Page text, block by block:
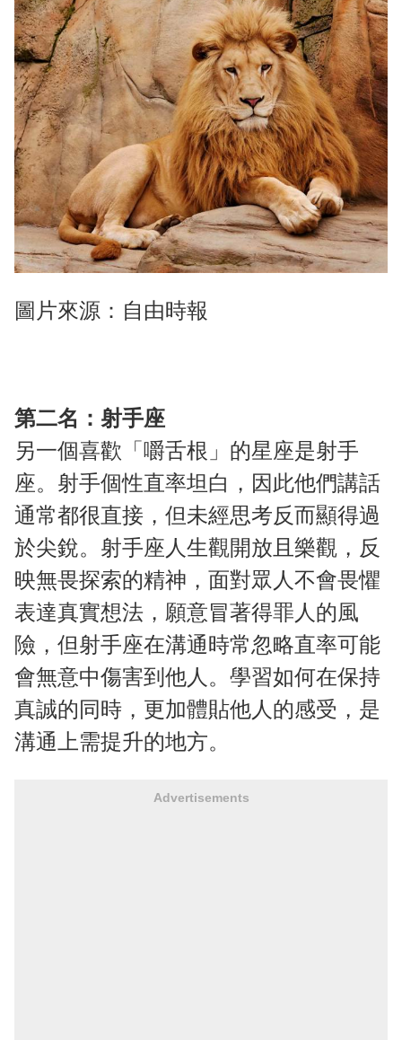
圖片來源：自由時報
第二名：射手座
另一個喜歡「嚼舌根」的星座是射手
座。射手個性直率坦白，因此他們講話
通常都很直接，但未經思考反而顯得過
於尖銳。射手座人生觀開放且樂觀，反
映無畏探索的精神，面對眾人不會畏懼
表達真實想法，願意冒著得罪人的風
險，但射手座在溝通時常忽略直率可能
會無意中傷害到他人。學習如何在保持
真誠的同時，更加體貼他人的感受，是
溝通上需提升的地方。
Advertisements